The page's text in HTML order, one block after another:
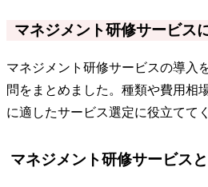
マネジメント研修サービス
マネジメント研修サービスの導入
問をまとめました。種類や費用相
に適したサービス選定に役立てて
マネジメント研修サービス